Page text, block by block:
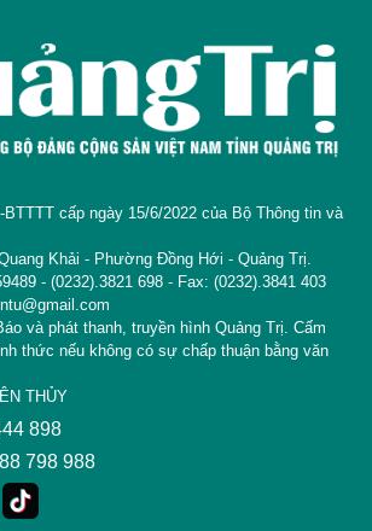
cấp ngày 15/6/2022 của Bộ Thông tin và
Khải - Phường Đồng Hới - Quảng Trị.
- (0232).3821 698 - Fax: (0232).3841 403
và phát thanh, truyền hình Quảng Trị. Cấm
thức nếu không có sự chấp thuận bằng văn
THỦY
898
798 988